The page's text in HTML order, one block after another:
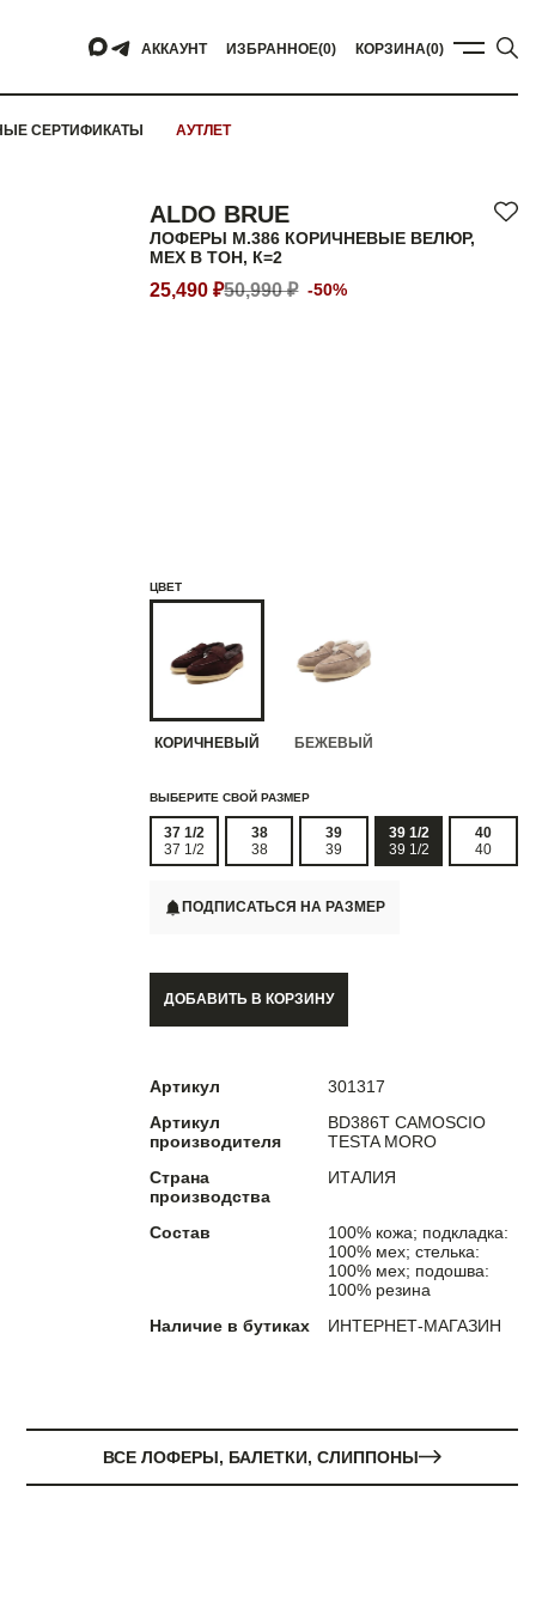
АККАУНТ ИЗБРАННОЕ(0) КОРЗИНА(0)
СЕРТИФИКАТЫ АУТЛЕТ
ALDO BRUE
ЛОФЕРЫ M.386 КОРИЧНЕВЫЕ ВЕЛЮР,
МЕХ В ТОН, К=2
25,490 ₽50,990 ₽ -50%
ЦВЕТ
КОРИЧНЕВЫЙ БЕЖЕВЫЙ
ВЫБЕРИТЕ СВОЙ РАЗМЕР
37 1/2
37 1/2
38
38
39
39
39 1/2
39 1/2
40
40
ПОДПИСАТЬСЯ НА РАЗМЕР
ДОБАВИТЬ В КОРЗИНУ
Артикул
301317
Артикул
производителя
BD386T CAMOSCIO
TESTA MORO
Страна
производства
ИТАЛИЯ
Состав
100% кожа; подкладка:
100% мех; стелька:
100% мех; подошва:
100% резина
Наличие в бутиках
ИНТЕРНЕТ-МАГАЗИН
ВСЕ ЛОФЕРЫ, БАЛЕТКИ, СЛИППОНЫ